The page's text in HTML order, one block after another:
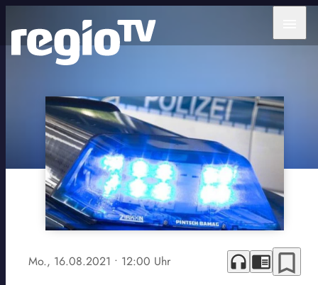
Mo., 16.08.2021 • 12:00 Uhr headphones chrome_reader_mode bookmark_border